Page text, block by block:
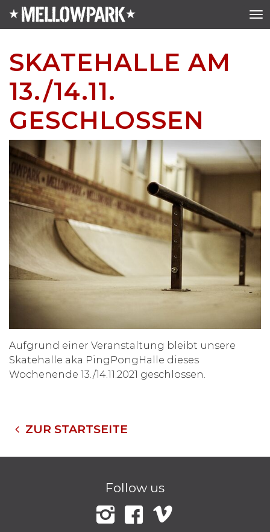
SKATEHALLE AM
13./14.11.
GESCHLOSSEN
Aufgrund einer Veranstaltung bleibt unsere
Skatehalle aka PingPongHalle dieses
Wochenende 13./14.11.2021 geschlossen.
ZUR STARTSEITE
Follow us